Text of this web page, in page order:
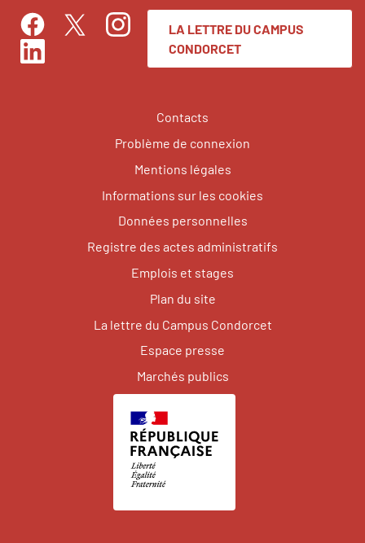
FacebookTwitterInstagram
LinkedIn
LA LETTRE DU CAMPUS
CONDORCET
Contacts
Problème de connexion
Mentions légales
Informations sur les cookies
Données personnelles
Registre des actes administratifs
Emplois et stages
Plan du site
La lettre du Campus Condorcet
Espace presse
Marchés publics